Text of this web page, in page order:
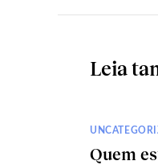
Leia
Quem